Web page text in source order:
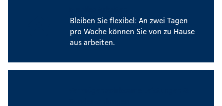
Bleiben Sie flexibel: An zwei Tagen
pro Woche können Sie von zu Hause
aus arbeiten.